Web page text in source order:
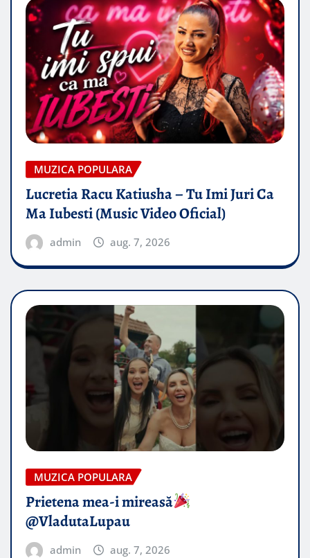
MUZICA POPULARA
Lucretia Racu Katiusha – Tu Imi Juri Ca
Ma Iubesti (Music Video Oficial)
admin aug. 7, 2026
MUZICA POPULARA
Prietena mea-i mireasă​
@VladutaLupau
admin aug. 7, 2026